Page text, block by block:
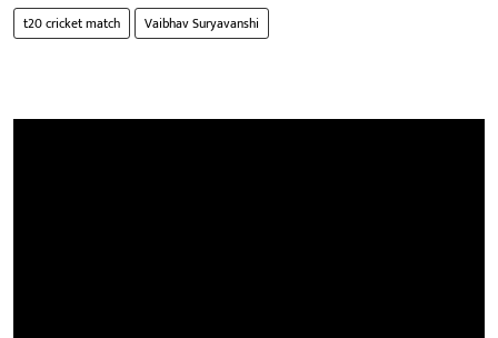
t20 cricket match
Vaibhav Suryavanshi